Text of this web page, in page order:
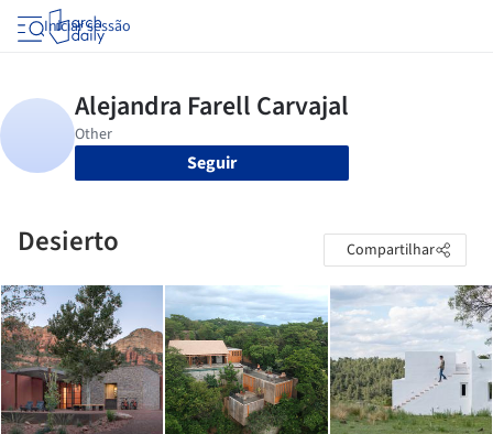
Iniciar sessão
Seguir
Desierto Compartilhar